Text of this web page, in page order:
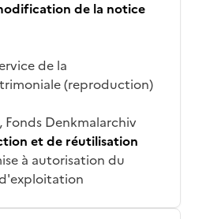
de la notice
de la
(reproduction)
Fonds Denkmalarchiv
et de réutilisation
à autorisation du